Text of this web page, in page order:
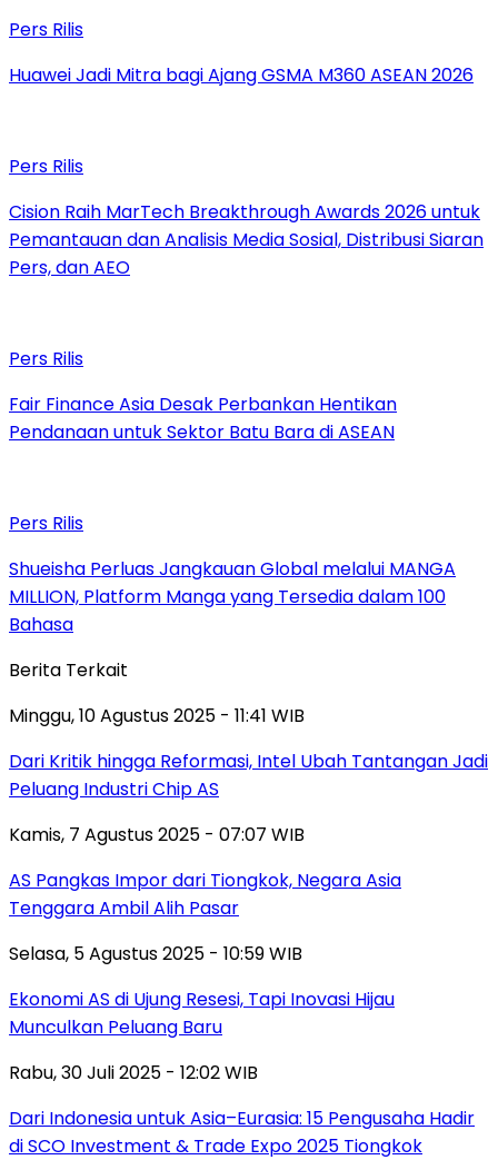
Pers Rilis
Huawei Jadi Mitra bagi Ajang GSMA M360 ASEAN 2026
Pers Rilis
Cision Raih MarTech Breakthrough Awards 2026 untuk
Pemantauan dan Analisis Media Sosial, Distribusi Siaran
Pers, dan AEO
Pers Rilis
Fair Finance Asia Desak Perbankan Hentikan
Pendanaan untuk Sektor Batu Bara di ASEAN
Pers Rilis
Shueisha Perluas Jangkauan Global melalui MANGA
MILLION, Platform Manga yang Tersedia dalam 100
Bahasa
Berita Terkait
Minggu, 10 Agustus 2025 - 11:41 WIB
Dari Kritik hingga Reformasi, Intel Ubah Tantangan Jadi
Peluang Industri Chip AS
Kamis, 7 Agustus 2025 - 07:07 WIB
AS Pangkas Impor dari Tiongkok, Negara Asia
Tenggara Ambil Alih Pasar
Selasa, 5 Agustus 2025 - 10:59 WIB
Ekonomi AS di Ujung Resesi, Tapi Inovasi Hijau
Munculkan Peluang Baru
Rabu, 30 Juli 2025 - 12:02 WIB
Dari Indonesia untuk Asia–Eurasia: 15 Pengusaha Hadir
di SCO Investment & Trade Expo 2025 Tiongkok